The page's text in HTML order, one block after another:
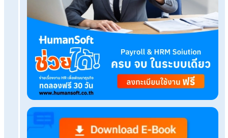
Tags:
ตรวจสอบเงินเดือน
เรื่องที่คุณอาจสนใจ
e-Tax Invoice คืออะไร มีกี่รูปแบบ แต่ละรูปแบบต่า
อย่างไร